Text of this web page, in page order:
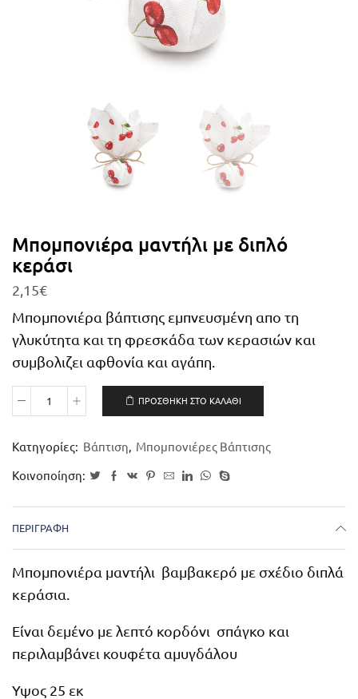
Μπομπονιέρα μαντήλι με διπλό
κεράσι
2,15€
Μπομπονιέρα βάπτισης εμπνευσμένη απο τη
γλυκύτητα και τη φρεσκάδα των κερασιών και
συμβολιζει αφθονία και αγάπη.
ΠΡΟΣΘΉΚΗ ΣΤΟ ΚΑΛΆΘΙ
Κατηγορίες: Βάπτιση, Μπομπονιέρες Βάπτισης
Κοινοποίηση:
ΠΕΡΙΓΡΑΦΉ
Μπομπονιέρα μαντήλι βαμβακερό με σχέδιο διπλά
κεράσια.
Είναι δεμένο με λεπτό κορδόνι σπάγκο και
περιλαμβάνει κουφέτα αμυγδάλου
Υψος 25 εκ